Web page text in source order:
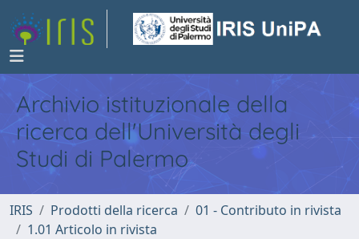
Archivio istituzionale della
ricerca dell'Università degli
Studi di Palermo
IRIS Prodotti della ricerca
01 - Contributo in rivista
1.01 Articolo in rivista